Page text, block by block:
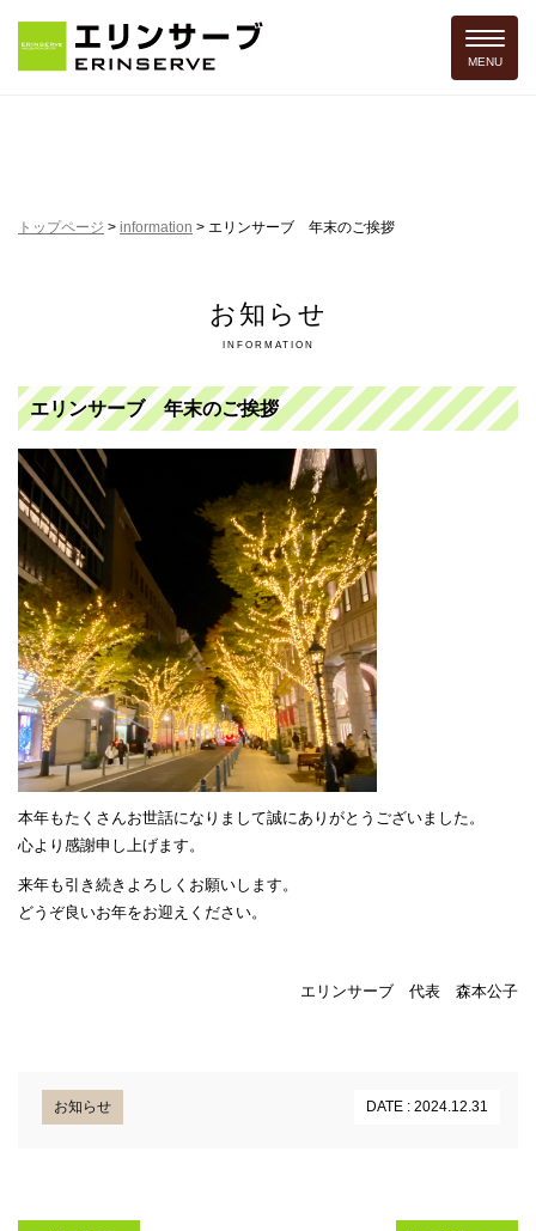
Toggle
MENU
トップページ > information > エリンサーブ 年末のご挨拶
お知らせ
INFORMATION
エリンサーブ 年末のご挨拶
本年もたくさんお世話になりまして誠にありがとうございました。
心より感謝申し上げます。
来年も引き続きよろしくお願いします。
どうぞ良いお年をお迎えください。
エリンサーブ 代表 森本公子
お知らせ DATE : 2024.12.31